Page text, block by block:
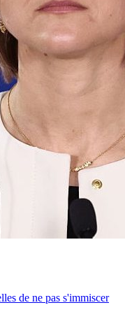
de ne pas s'immiscer